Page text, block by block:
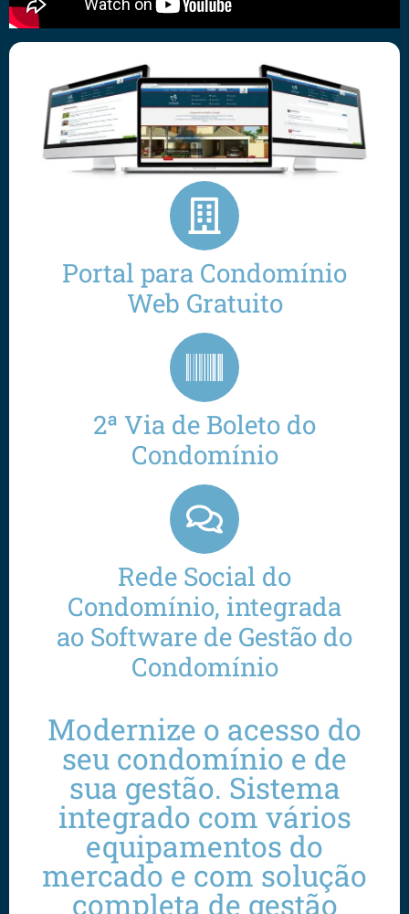
Portal para Condomínio
Web Gratuito
2ª Via de Boleto do
Condomínio
Rede Social do
Condomínio, integrada
ao Software de Gestão do
Condomínio
Modernize o acesso do
seu condomínio e de
sua gestão. Sistema
integrado com vários
equipamentos do
mercado e com solução
completa de gestão